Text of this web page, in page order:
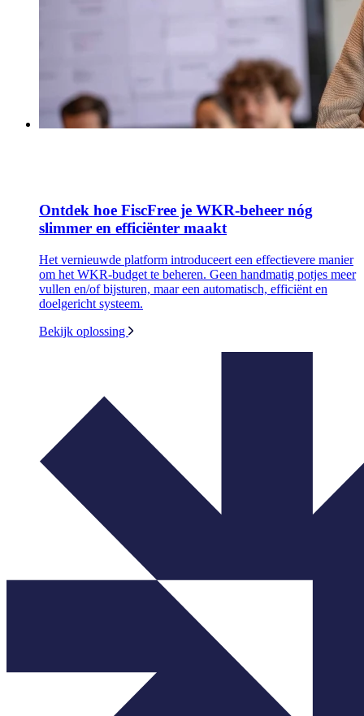
Ontdek hoe FiscFree je WKR-beheer nóg
slimmer en efficiënter maakt
Het vernieuwde platform introduceert een effectievere manier
om het WKR-budget te beheren. Geen handmatig potjes meer
vullen en/of bijsturen, maar een automatisch, efficiënt en
doelgericht systeem.
Bekijk oplossing